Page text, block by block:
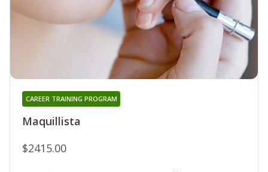
Maquillista
CAREER TRAINING PROGRAM
$2415.00